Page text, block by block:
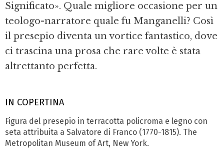
IN COPERTINA
Figura del presepio in terracotta policroma e legno con
seta attribuita a Salvatore di Franco (1770-1815). The
Metropolitan Museum of Art, New York.
Significato». Quale migliore occasione per un
teologo-narratore quale fu Manganelli? Così
il presepio diventa un vortice fantastico, dove
ci trascina una prosa che rare volte è stata
altrettanto perfetta.